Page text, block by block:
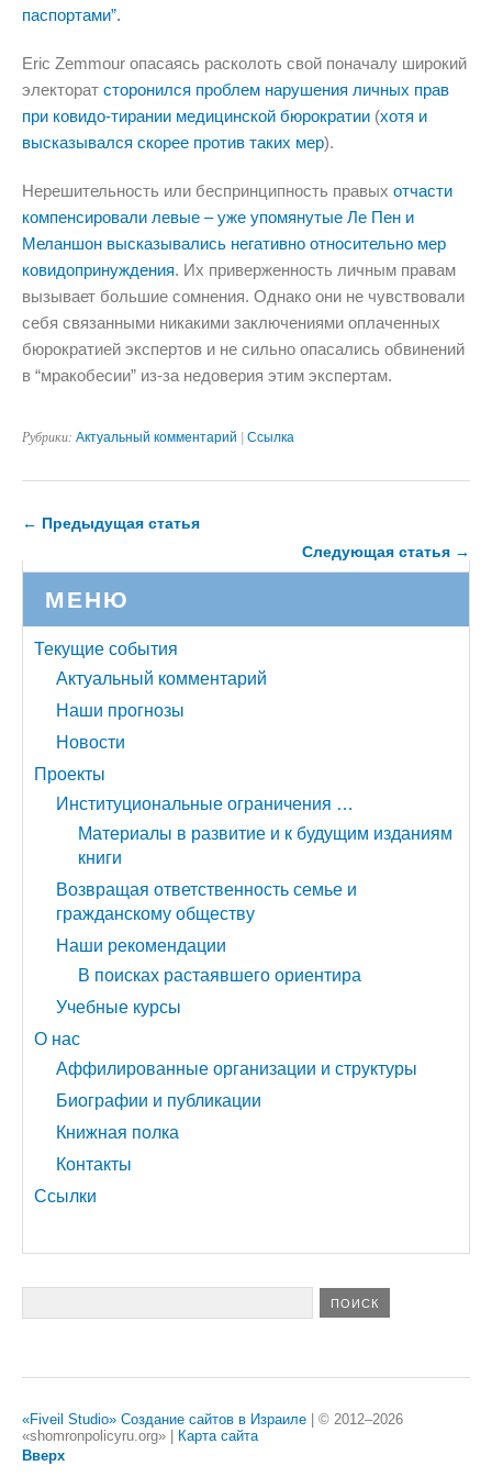
паспортами”.
Eric Zemmour опасаясь расколоть свой поначалу широкий
электорат сторонился проблем нарушения личных прав
при ковидо-тирании медицинской бюрократии (хотя и
высказывался скорее против таких мер).
Нерешительность или беспринципность правых отчасти
компенсировали левые – уже упомянутые Ле Пен и
Меланшон высказывались негативно относительно мер
ковидопринуждения. Их приверженность личным правам
вызывает большие сомнения. Однако они не чувствовали
себя связанными никакими заключениями оплаченных
бюрократией экспертов и не сильно опасались обвинений
в “мракобесии” из-за недоверия этим экспертам.
Рубрики: Актуальный комментарий Ссылка
← Предыдущая статья
Следующая статья →
МЕНЮ
Текущие события
Актуальный комментарий
Наши прогнозы
Новости
Проекты
Институциональные ограничения …
Материалы в развитие и к будущим изданиям
книги
Возвращая ответственность семье и
гражданскому обществу
Наши рекомендации
В поисках растаявшего ориентира
Учебные курсы
О нас
Аффилированные организации и структуры
Биографии и публикации
Книжная полка
Контакты
Ссылки
«Fiveil Studio» Создание сайтов в Израиле | © 2012–2026
«shomronpolicyru.org»
Карта сайта
Вверх